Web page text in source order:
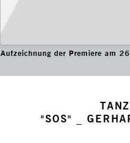
Aufzeichnung der Premiere am
"SOS" _